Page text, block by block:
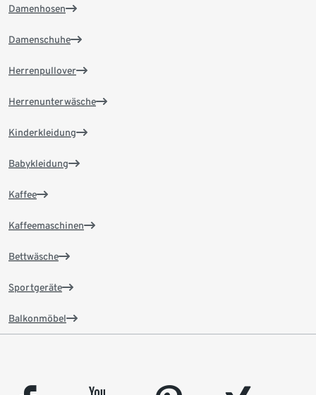
Damenhosen
Damenschuhe
Herrenpullover
Herrenunterwäsche
Kinderkleidung
Babykleidung
Kaffee
Kaffeemaschinen
Bettwäsche
Sportgeräte
Balkonmöbel